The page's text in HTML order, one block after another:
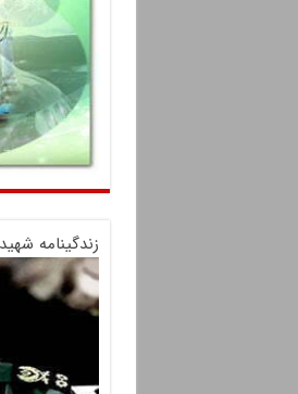
زندگینامه